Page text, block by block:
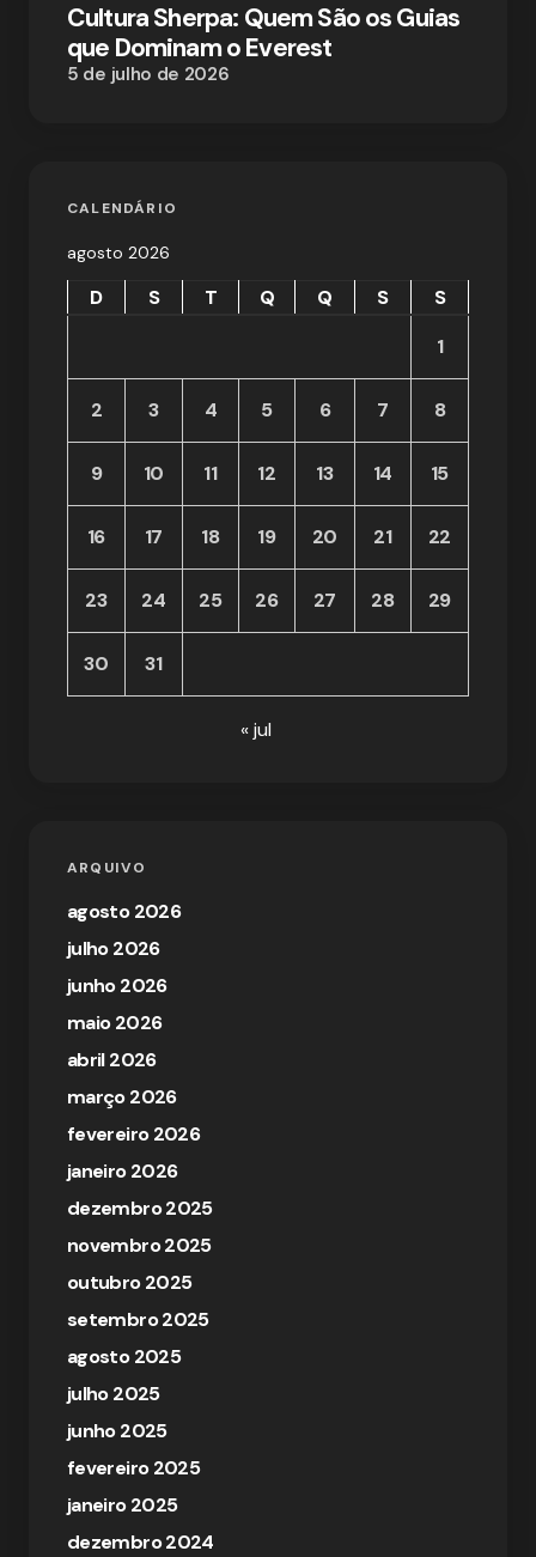
Cultura Sherpa: Quem São os Guias
que Dominam o Everest
5 de julho de 2026
CALENDÁRIO
agosto 2026
D S T Q Q S
S
1
2 3 4 5 6 7 8
9 10 11 12 13 14 15
16 17 18 19 20 21 22
23 24 25 26 27 28 29
30 31
« jul
ARQUIVO
agosto 2026
julho 2026
junho 2026
maio 2026
abril 2026
março 2026
fevereiro 2026
janeiro 2026
dezembro 2025
novembro 2025
outubro 2025
setembro 2025
agosto 2025
julho 2025
junho 2025
fevereiro 2025
janeiro 2025
dezembro 2024